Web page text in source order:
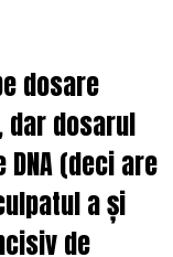
dosare
dar dosarul
(deci are
a și
de